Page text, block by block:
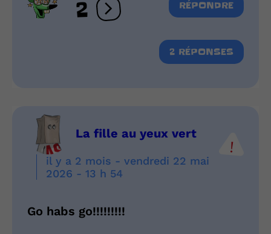
2 Ouvrir les réactions
RÉPONDRE
2 RÉPONSES
La fille au yeux vert
il y a 2 mois - vendredi 22 mai
2026 - 13 h 54
Go habs go!!!!!!!!!